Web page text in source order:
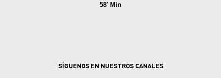
58′ Min
SÍGUENOS EN NUESTROS CANALES